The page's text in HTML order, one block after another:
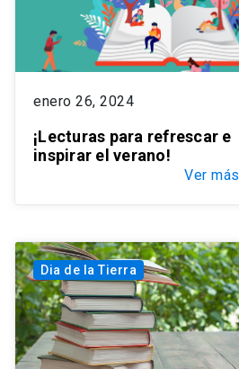
enero 26, 2024
¡Lecturas para refrescar e
inspirar el verano!
Ver más
Dia de la Tierra